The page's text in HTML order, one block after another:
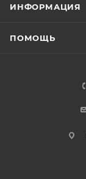
ИНФОРМАЦИЯ
ПОМОЩЬ